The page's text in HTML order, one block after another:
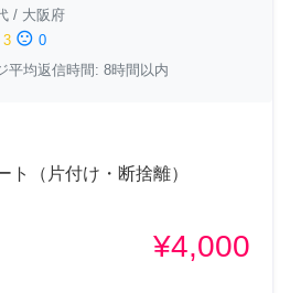
/ 大阪府
3 sentiment_dissatisfied 0
平均返信時間: 8時間以内
ト（片付け・断捨離）
¥4,000